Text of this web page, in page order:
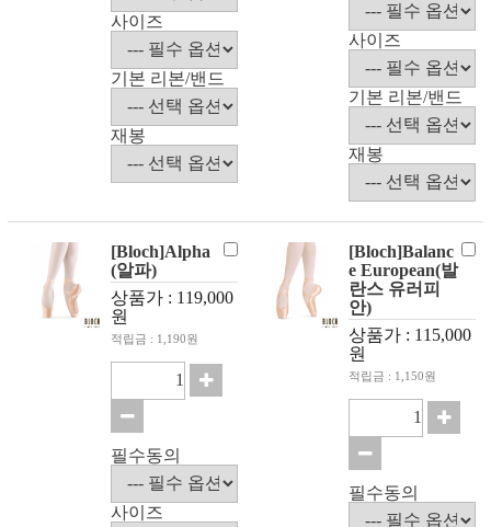
사이즈
기본 리본/밴드
재봉
사이즈
기본 리본/밴드
재봉
[Bloch]Alpha
(알파)
상품가 : 119,000
원
적립금 : 1,190원
필수동의
사이즈
[Bloch]Balanc
e European(발
란스 유러피
안)
상품가 : 115,000
원
적립금 : 1,150원
필수동의